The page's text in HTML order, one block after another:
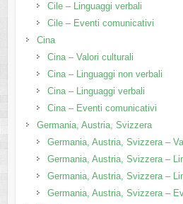
Cile – Linguaggi verbali
Cile – Eventi comunicativi
Cina
Cina – Valori culturali
Cina – Linguaggi non verbali
Cina – Linguaggi verbali
Cina – Eventi comunicativi
Germania, Austria, Svizzera
Germania, Austria, Svizzera –
Germania, Austria, Svizzera –
Germania, Austria, Svizzera –
Germania, Austria, Svizzera –